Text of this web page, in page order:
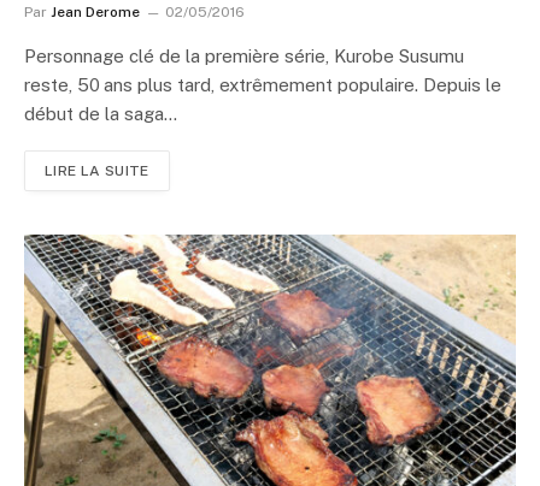
Par Jean Derome 02/05/2016
Personnage clé de la première série, Kurobe Susumu
reste, 50 ans plus tard, extrêmement populaire. Depuis le
début de la saga…
LIRE LA SUITE